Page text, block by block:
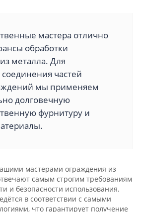
мастера отлично
обработки
металла. Для
частей
мы применяем
долговечную
фурнитуру и
мастерами ограждения из
самым строгим требованиям
и безопасности использования.
в соответствии с самыми
что гарантирует получение